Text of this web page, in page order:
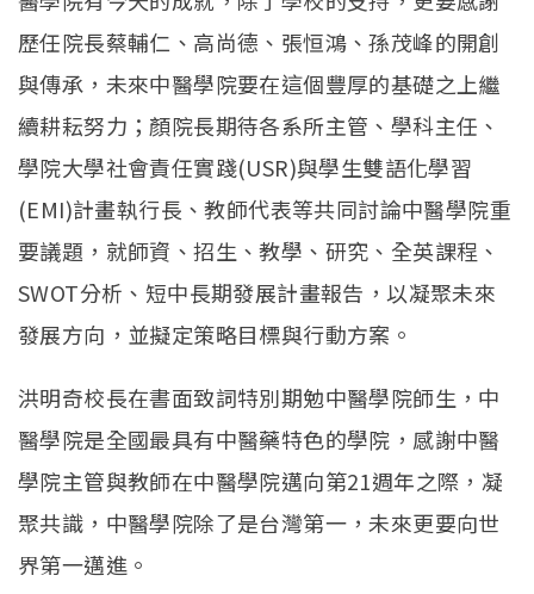
歷任院長蔡輔仁、高尚德、張恒鴻、孫茂峰的開創
與傳承，未來中醫學院要在這個豐厚的基礎之上繼
續耕耘努力；顏院長期待各系所主管、學科主任、
學院大學社會責任實踐(USR)與學生雙語化學習
(EMI)計畫執行長、教師代表等共同討論中醫學院重
要議題，就師資、招生、教學、研究、全英課程、
SWOT分析、短中長期發展計畫報告，以凝聚未來
發展方向，並擬定策略目標與行動方案。
洪明奇校長在書面致詞特別期勉中醫學院師生，中
醫學院是全國最具有中醫藥特色的學院，感謝中醫
學院主管與教師在中醫學院邁向第21週年之際，凝
聚共識，中醫學院除了是台灣第一，未來更要向世
界第一邁進。